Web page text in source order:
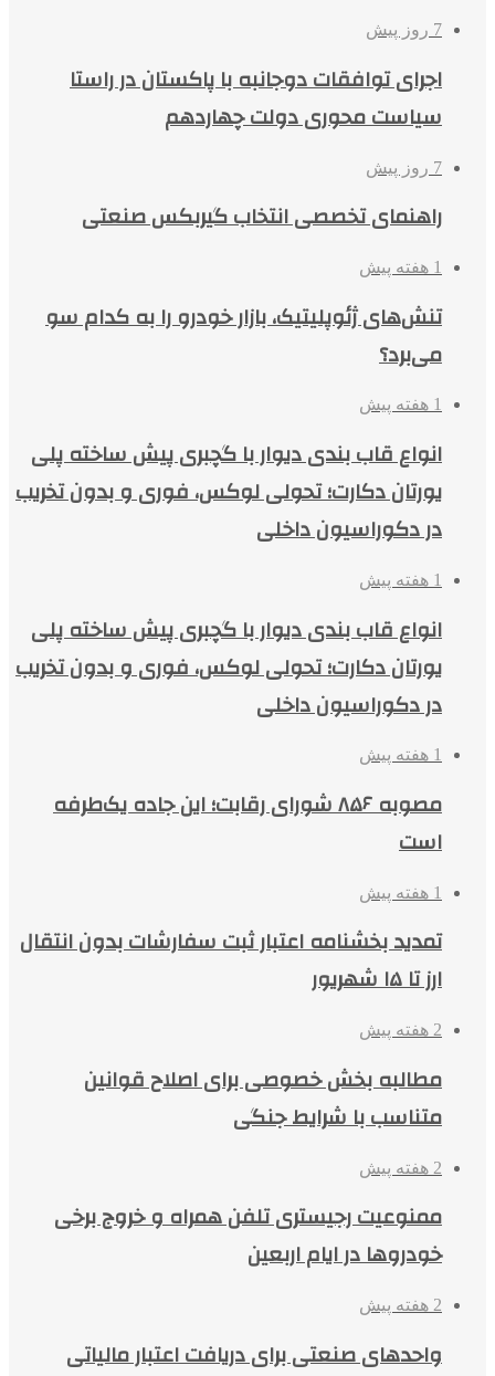
7 روز پیش
اجرای توافقات دوجانبه با پاکستان در راستا
سیاست محوری دولت چهاردهم
7 روز پیش
راهنمای تخصصی انتخاب گیربکس صنعتی
1 هفته پیش
تنش‌های ژئوپلیتیک، بازار خودرو را به کدام سو
می‌برد؟
1 هفته پیش
انواع قاب بندی دیوار با گچبری پیش ساخته پلی
یورتان دکارت؛ تحولی لوکس، فوری و بدون تخریب
در دکوراسیون داخلی
1 هفته پیش
انواع قاب بندی دیوار با گچبری پیش ساخته پلی
یورتان دکارت؛ تحولی لوکس، فوری و بدون تخریب
در دکوراسیون داخلی
1 هفته پیش
مصوبه ۸۵۶ شورای رقابت؛ این جاده یک‌طرفه
است
1 هفته پیش
تمدید بخشنامه اعتبار ثبت سفارشات بدون انتقال
ارز تا ۱۵ شهریور
2 هفته پیش
مطالبه بخش خصوصی برای اصلاح قوانین
متناسب با شرایط جنگی
2 هفته پیش
ممنوعیت رجیستری تلفن همراه و خروج برخی
خودروها در ایام اربعین
2 هفته پیش
واحدهای صنعتی برای دریافت اعتبار مالیاتی